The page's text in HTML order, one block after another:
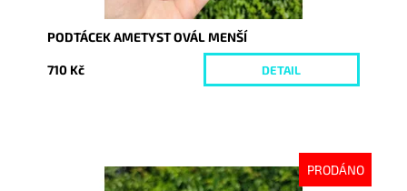
PODTÁCEK AMETYST OVÁL MENŠÍ
710 Kč DETAIL
PRODÁNO